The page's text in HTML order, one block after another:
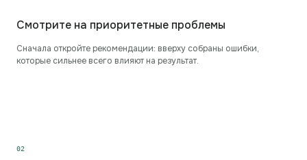
Смотрите на приоритетные проблемы
Сначала откройте рекомендации: вверху собраны ошибки,
которые сильнее всего влияют на результат.
02